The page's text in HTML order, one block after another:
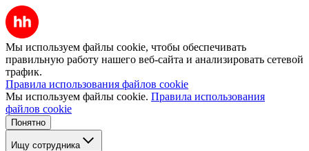
Мы используем файлы cookie, чтобы обеспечивать
правильную работу нашего веб-сайта и анализировать сетевой
трафик.
Правила использования файлов cookie
Мы используем файлы cookie. Правила использования
файлов cookie
Понятно
Ищу сотрудника